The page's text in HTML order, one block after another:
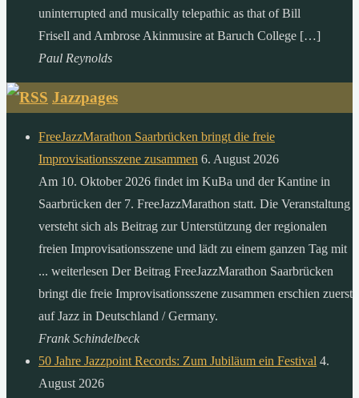
uninterrupted and musically telepathic as that of Bill
Frisell and Ambrose Akinmusire at Baruch College […]
Paul Reynolds
Jazzpages
FreeJazzMarathon Saarbrücken bringt die freie
Improvisationsszene zusammen 6. August 2026
Am 10. Oktober 2026 findet im KuBa und der Kantine in
Saarbrücken der 7. FreeJazzMarathon statt. Die Veranstaltung
versteht sich als Beitrag zur Unterstützung der regionalen
freien Improvisationsszene und lädt zu einem ganzen Tag mit
... weiterlesen Der Beitrag FreeJazzMarathon Saarbrücken
bringt die freie Improvisationsszene zusammen erschien zuerst
auf Jazz in Deutschland / Germany.
Frank Schindelbeck
50 Jahre Jazzpoint Records: Zum Jubiläum ein Festival 4.
August 2026